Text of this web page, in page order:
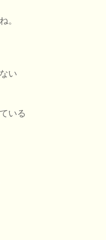
。
い
いる